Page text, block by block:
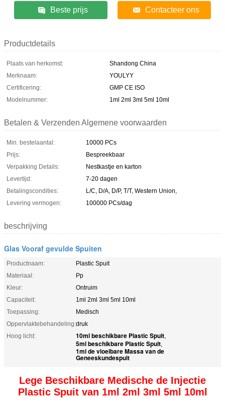
Beste prijs Contacteer ons
Productdetails
Plaats van herkomst:
Shandong China
Merknaam:
YOULYY
Certificering:
GMP CE ISO
Modelnummer:
1ml 2ml 3ml 5ml 10ml
Betalen & Verzenden Algemene voorwaarden
Min. bestelaantal:
10000 PCs
Prijs:
Bespreekbaar
Verpakking Details:
Nestkastje en karton
Levertijd:
7-20 dagen
Betalingscondities:
L/C, D/A, D/P, T/T, Western Union,
Levering vermogen:
100000 PCs/dag
beschrijving
Glas Vooraf gevulde Spuiten
Productnaam:
Plastic Spuit
Materiaal:
Pp
Kleur:
Ontruim
Capaciteit:
1ml 2ml 3ml 5ml 10ml
Toepassing:
Medisch
Oppervlaktebehandeling:druk
Hoog licht:
10ml beschikbare Plastic Spuit,
5ml beschikbare Plastic Spuit,
1ml de vloeibare Massa van de
Geneeskundespuit
Lege Beschikbare Medische de Injectie
Plastic Spuit van 1ml 2ml 3ml 5ml 10ml